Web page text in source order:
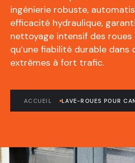
ingénierie robuste,
efficacité hydraulique,
nettoyage intensif des roues
qu’une fiabilité durable dans
extrêmes à fort trafic.
ACCUEIL LAVE-ROUES POUR